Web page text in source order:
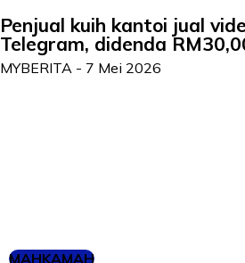
Penjual kuih kantoi jual
Telegram, didenda
MYBERITA - 7 Mei 2026
MAHKAMAH